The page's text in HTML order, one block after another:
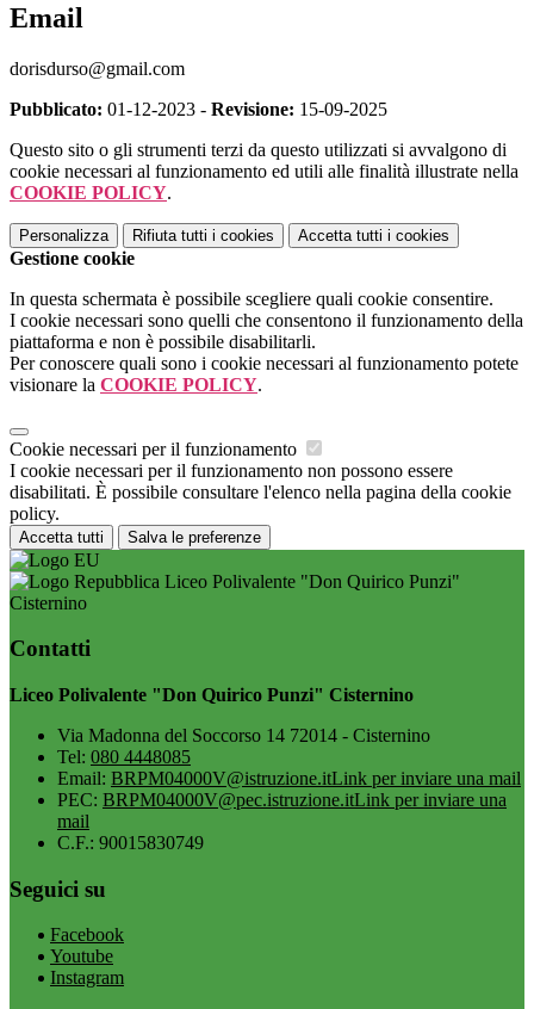
Email
dorisdurso@gmail.com
Pubblicato: 01-12-2023 - Revisione: 15-09-2025
Questo sito o gli strumenti terzi da questo utilizzati si avvalgono di
cookie necessari al funzionamento ed utili alle finalità illustrate nella
COOKIE POLICY.
Personalizza Rifiuta tutti i cookies Accetta tutti i cookies
Gestione cookie
In questa schermata è possibile scegliere quali cookie consentire.
I cookie necessari sono quelli che consentono il funzionamento della
piattaforma e non è possibile disabilitarli.
Per conoscere quali sono i cookie necessari al funzionamento potete
visionare la COOKIE POLICY.
Cookie necessari per il funzionamento
I cookie necessari per il funzionamento non possono essere
disabilitati. È possibile consultare l'elenco nella pagina della cookie
policy.
Accetta tutti Salva le preferenze
Liceo Polivalente "Don Quirico Punzi"
Cisternino
Contatti
Liceo Polivalente "Don Quirico Punzi" Cisternino
Via Madonna del Soccorso 14 72014 - Cisternino
Tel: 080 4448085
Email: BRPM04000V@istruzione.itLink per inviare una mail
PEC: BRPM04000V@pec.istruzione.itLink per inviare una
mail
C.F.: 90015830749
Seguici su
Facebook
Youtube
Instagram